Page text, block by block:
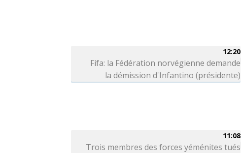
12:20
Fifa: la Fédération norvégienne demande
la démission d'Infantino (présidente)
11:08
Trois membres des forces yéménites tués